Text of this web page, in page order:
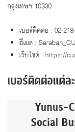
กรุงเทพฯ 10330
เบอร์ติดต่อ : 02-
อีเมล :
เว็บไซต์ : https://
เบอร์ติดต่อแต่
Yunus-
Social